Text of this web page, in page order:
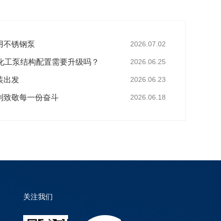
不锈钢泵 2026.07.02
泵结构配置需要升级吗？ 2026.06.25
出发 2026.06.23
致敬每一份奋斗 2026.06.18
关注我们